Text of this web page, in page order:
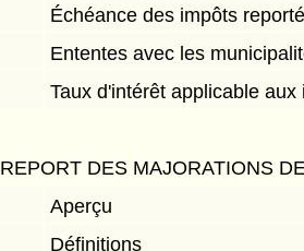
Échéance des impôts
Ententes avec les
Taux d'intérêt applicable
REPORT DES MAJORATIONS
Aperçu
Définitions